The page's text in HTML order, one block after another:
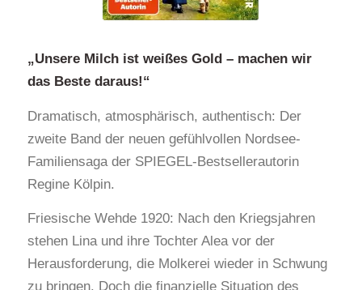
„Unsere Milch ist weißes Gold – machen wir
das Beste daraus!“
Dramatisch, atmosphärisch, authentisch: Der
zweite Band der neuen gefühlvollen Nordsee-
Familiensaga der SPIEGEL-Bestsellerautorin
Regine Kölpin.
Friesische Wehde 1920: Nach den Kriegsjahren
stehen Lina und ihre Tochter Alea vor der
Herausforderung, die Molkerei wieder in Schwung
zu bringen. Doch die finanzielle Situation des